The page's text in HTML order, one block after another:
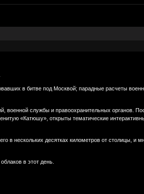
в битве под Москвой; парадные расчеты
военной службы и правоохранительных органов.
«Катюшу», открыты тематические
в нескольких десятках километров от столицы, и
в этот день.